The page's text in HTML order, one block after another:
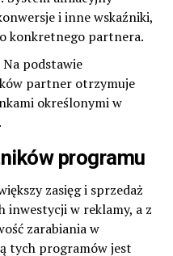
i inne wskaźniki,
konkretnego partnera.
Na podstawie
partner otrzymuje
określonymi w
programu
zasięg i sprzedaż
inwestycji w reklamy, a z
zarabiania w
tych programów jest